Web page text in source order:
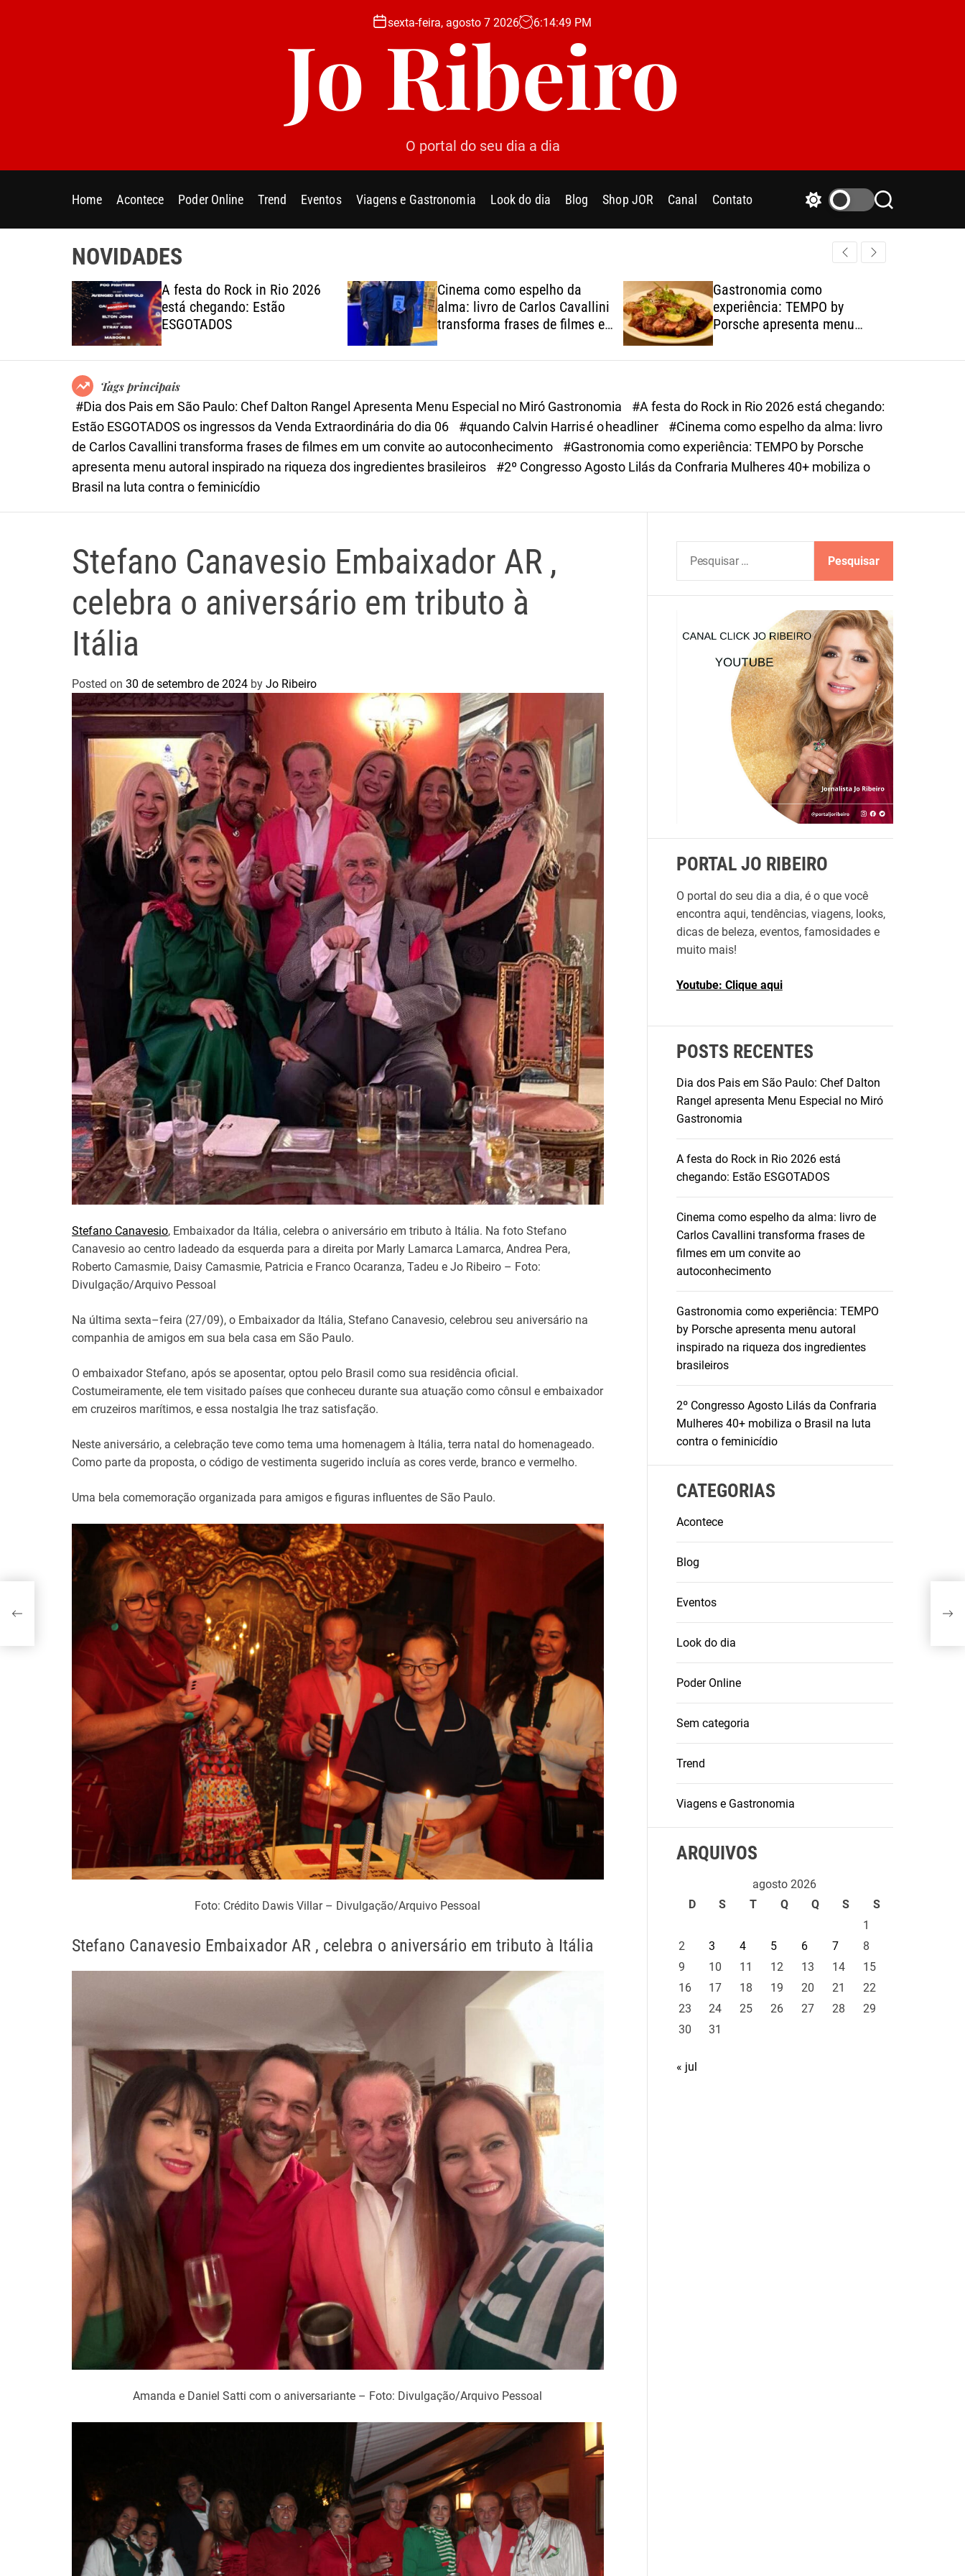
t
sexta-feira, agosto 7 2026 6:14:52 PM
Jo Ribeiro
O portal do seu dia a dia
Home Acontece Poder Online Trend Eventos Viagens e Gastronomia Look do dia Blog Shop JOR Canal Contato
c
o
l
m
e
S
r
c
NOVIDADES
A festa do Rock in Rio 2026
está chegando: Estão
ESGOTADOS
Cinema como espelho da
alma: livro de Carlos Cavallini
transforma frases de filmes em
um convite ao
autoconhecimento
Gastronomia como
experiência: TEMPO by
Porsche apresenta menu
autoral inspirado na riqueza
dos ingredientes brasileiros
Tags principais
#Dia dos Pais em São Paulo: Chef Dalton Rangel Apresenta Menu Especial no Miró Gastronomia
#A festa do Rock in Rio 2026 está chegando:
Estão ESGOTADOS os ingressos da Venda Extraordinária do dia 06
#quando Calvin Harris é o headliner
#Cinema como espelho da alma: livro
de Carlos Cavallini transforma frases de filmes em um convite ao autoconhecimento
#Gastronomia como experiência: TEMPO by Porsche
apresenta menu autoral inspirado na riqueza dos ingredientes brasileiros
#2º Congresso Agosto Lilás da Confraria Mulheres 40+ mobiliza o
Brasil na luta contra o feminicídio
Stefano Canavesio Embaixador AR ,
celebra o aniversário em tributo à
Itália
Posted on 30 de setembro de 2024 by Jo Ribeiro
Stefano Canavesio, Embaixadorda Itália, celebra o aniversário em tributo à Itália. Na foto Stefano
Canavesio ao centro ladeado da esquerda para a direita por Marly Lamarca Lamarca, Andrea Pera,
Roberto Camasmie, Daisy Camasmie, Patricia e Franco Ocaranza, Tadeu e Jo Ribeiro – Foto:
Divulgação/Arquivo Pessoal
Na última sexta–feira (27/09), o Embaixadorda Itália, Stefano Canavesio, celebrou seu aniversário na
companhia de amigos em sua bela casa em São Paulo.
O embaixador Stefano, após se aposentar, optou pelo Brasil como sua residência oficial.
Costumeiramente, ele tem visitado países que conheceu durante sua atuação como cônsul e embaixador
em cruzeiros marítimos, e essa nostalgia lhe traz satisfação.
Neste aniversário, a celebração teve como tema uma homenagem à Itália, terra natal do homenageado.
Como parte da proposta, o código de vestimenta sugerido incluía as cores verde, branco e vermelho.
Uma bela comemoração organizada para amigos e figuras influentes de São Paulo.
Foto: Crédito Dawis Villar – Divulgação/Arquivo Pessoal
Stefano Canavesio Embaixador AR , celebra o aniversário em tributo à Itália
Amanda e Daniel Satti com o aniversariante – Foto: Divulgação/Arquivo Pessoal
s
PORTAL JO RIBEIRO
O portal do seu dia a dia, é o que você
encontra aqui, tendências, viagens, looks,
dicas de beleza, eventos, famosidades e
muito mais!
Youtube: Clique aqui
POSTS RECENTES
Dia dos Pais em São Paulo: Chef Dalton
Rangel apresenta Menu Especial no Miró
Gastronomia
A festa do Rock in Rio 2026 está
chegando: Estão ESGOTADOS
Cinema como espelho da alma: livro de
Carlos Cavallini transforma frases de
filmes em um convite ao
autoconhecimento
Gastronomia como experiência: TEMPO
by Porsche apresenta menu autoral
inspirado na riqueza dos ingredientes
brasileiros
2º Congresso Agosto Lilás da Confraria
Mulheres 40+ mobiliza o Brasil na luta
contra o feminicídio
CATEGORIAS
Acontece
Blog
Eventos
Look do dia
Poder Online
Sem categoria
Trend
Viagens e Gastronomia
ARQUIVOS
agosto 2026
D
S T Q Q S
S
1
2
3 4 5 6 7
8
9
10 11 12 13 14
15
16
17 18 19 20 21
22
23
24 25 26 27 28
29
30
31
« jul